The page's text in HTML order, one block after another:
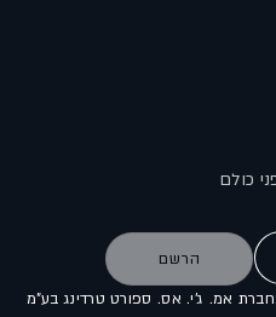
כולם
הרשם
אמ. ג'י. אס. ספורט טרדינג בע"מ